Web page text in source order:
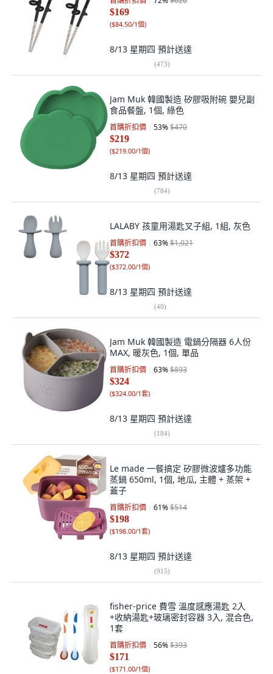
$169
($84.50/1個)
8/13 星期四 預計送達
(473)
Jam Muk 韓國製造 矽膠吸附碗 嬰兒副
食品餐盤, 1個, 綠色
首購折扣價 53%$470
$219
($219.00/1個)
8/13 星期四 預計送達
(784)
LALABY 孩童用湯匙叉子組, 1組, 灰色
首購折扣價 63%$1,021
$372
($372.00/1個)
8/13 星期四 預計送達
(40)
Jam Muk 韓國製造 電鍋分隔器 6人份
MAX, 暖灰色, 1個, 單品
首購折扣價 63%$893
$324
($324.00/1套)
8/13 星期四 預計送達
(184)
Le made 一餐搞定 矽膠微波爐多功能
蒸鍋 650ml, 1個, 地瓜, 主體 + 蒸架 +
蓋子
首購折扣價 61%$514
$198
($198.00/1套)
8/13 星期四 預計送達
(915)
fisher-price 費雪 溫度感應湯匙 2入
+收納湯匙+玻璃密封容器 3入, 混合色,
1套
首購折扣價 56%$393
$171
($171.00/1個)